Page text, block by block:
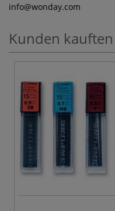
info@wonday.com
Kunden